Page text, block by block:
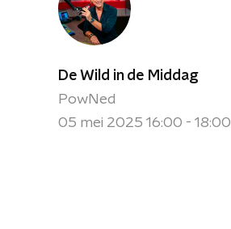
De Wild in de Middag
PowNed
05 mei 2025 16:00 - 18:00